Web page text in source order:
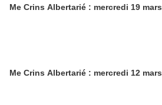
Me Crins Albertarié : mercredi 19 mars
Me Crins Albertarié : mercredi 12 mars